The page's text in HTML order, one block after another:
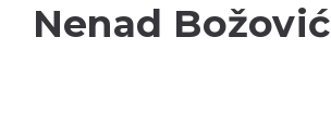
Nenad Božović